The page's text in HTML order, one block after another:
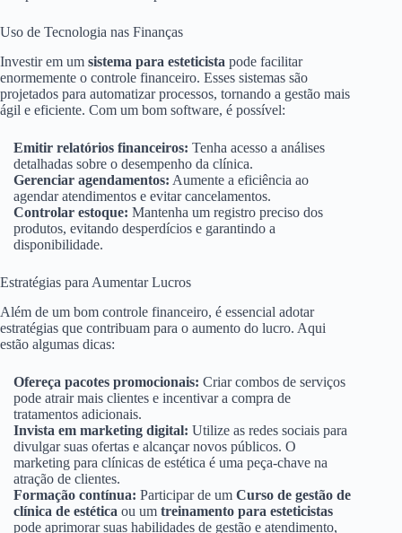
Uso de Tecnologia nas Finanças
Investir em um sistema para esteticista pode facilitar
enormemente o controle financeiro. Esses sistemas são
projetados para automatizar processos, tornando a gestão mais
ágil e eficiente. Com um bom software, é possível:
Emitir relatórios financeiros: Tenha acesso a análises
detalhadas sobre o desempenho da clínica.
Gerenciar agendamentos: Aumente a eficiência ao
agendar atendimentos e evitar cancelamentos.
Controlar estoque: Mantenha um registro preciso dos
produtos, evitando desperdícios e garantindo a
disponibilidade.
Estratégias para Aumentar Lucros
Além de um bom controle financeiro, é essencial adotar
estratégias que contribuam para o aumento do lucro. Aqui
estão algumas dicas:
Ofereça pacotes promocionais: Criar combos de serviços
pode atrair mais clientes e incentivar a compra de
tratamentos adicionais.
Invista em marketing digital: Utilize as redes sociais para
divulgar suas ofertas e alcançar novos públicos. O
marketing para clínicas de estética é uma peça-chave na
atração de clientes.
Formação contínua: Participar de um Curso de gestão de
clínica de estética ou um treinamento para esteticistas
pode aprimorar suas habilidades de gestão e atendimento,